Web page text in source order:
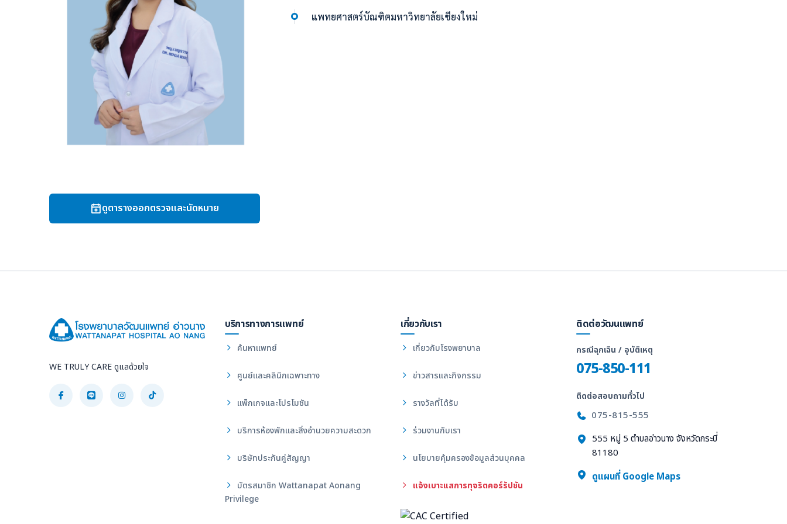
ดูตารางออกตรวจและนัดหมาย
แพทยศาสตร์บัณฑิตมหาวิทยาลัยเชียงใหม่
WE TRULY CARE ดูแลด้วยใจ
ติดต่อวัฒนแพทย์
กรณีฉุกเฉิน / อุบัติเหตุ
075-850-111
ติดต่อสอบถามทั่วไป
075-815-555
555 หมู่ 5 ตำบลอ่าวนาง จังหวัดกระบี่
81180
ดูแผนที่ Google Maps
บริการทางการแพทย์
ค้นหาแพทย์
ศูนย์และคลินิกเฉพาะทาง
แพ็กเกจและโปรโมชัน
บริการห้องพักและสิ่งอำนวยความสะดวก
บริษัทประกันคู่สัญญา
บัตรสมาชิก Wattanapat Aonang
Privilege
เกี่ยวกับเรา
เกี่ยวกับโรงพยาบาล
ข่าวสารและกิจกรรม
รางวัลที่ได้รับ
ร่วมงานกับเรา
นโยบายคุ้มครองข้อมูลส่วนบุคคล
แจ้งเบาะแสการทุจริตคอร์รัปชัน